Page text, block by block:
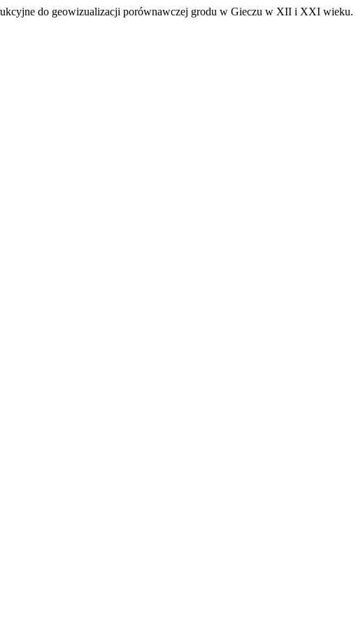
do geowizualizacji porównawczej grodu w Gieczu w XII i XXI wieku.